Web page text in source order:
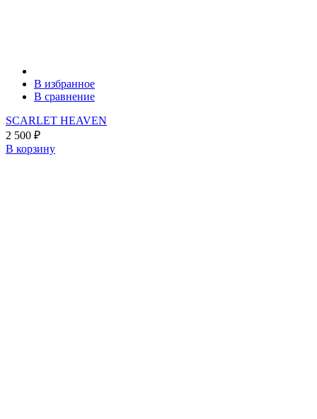
В избранное
В сравнение
SCARLET HEAVEN
2 500 ₽
В корзину